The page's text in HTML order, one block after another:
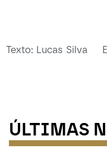
Texto: Lucas Silva
ÚLTIMAS